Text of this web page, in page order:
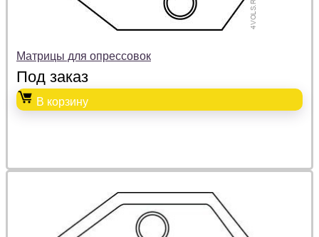
Матрицы для опрессовок
Под заказ
В корзину